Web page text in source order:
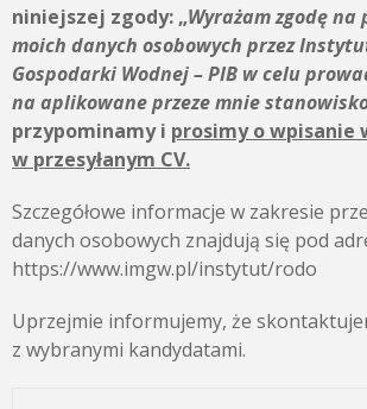
niniejszej zgody: „Wyrażam zgodę
moich danych osobowych przez
Gospodarki Wodnej – PIB w celu
na aplikowane przeze mnie
przypominamy i prosimy o wpisanie
w przesyłanym CV.
Szczegółowe informacje w zakresie
danych osobowych znajdują się pod
https://www.imgw.pl/instytut/rodo
Uprzejmie informujemy, że
z wybranymi kandydatami.